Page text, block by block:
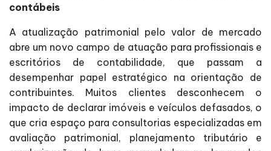
contábeis
A atualização patrimonial pelo valor de mercado
abre um novo campo de atuação para profissionais e
escritórios de contabilidade, que passam a
desempenhar papel estratégico na orientação de
contribuintes. Muitos clientes desconhecem o
impacto de declarar imóveis e veículos defasados, o
que cria espaço para consultorias especializadas em
avaliação patrimonial, planejamento tributário e